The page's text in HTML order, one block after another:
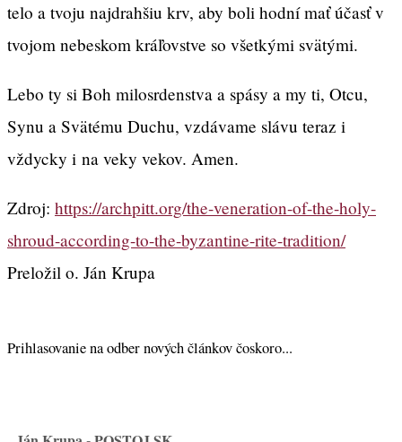
telo a tvoju najdrahšiu krv, aby boli hodní mať účasť v
tvojom nebeskom kráľovstve so všetkými svätými.
Lebo ty si Boh milosrdenstva a spásy a my ti, Otcu,
Synu a Svätému Duchu, vzdávame slávu teraz i
vždycky i na veky vekov. Amen.
Zdroj: https://archpitt.org/the-veneration-of-the-holy-
shroud-according-to-the-byzantine-rite-tradition/
Preložil o. Ján Krupa
Prihlasovanie na odber nových článkov čoskoro...